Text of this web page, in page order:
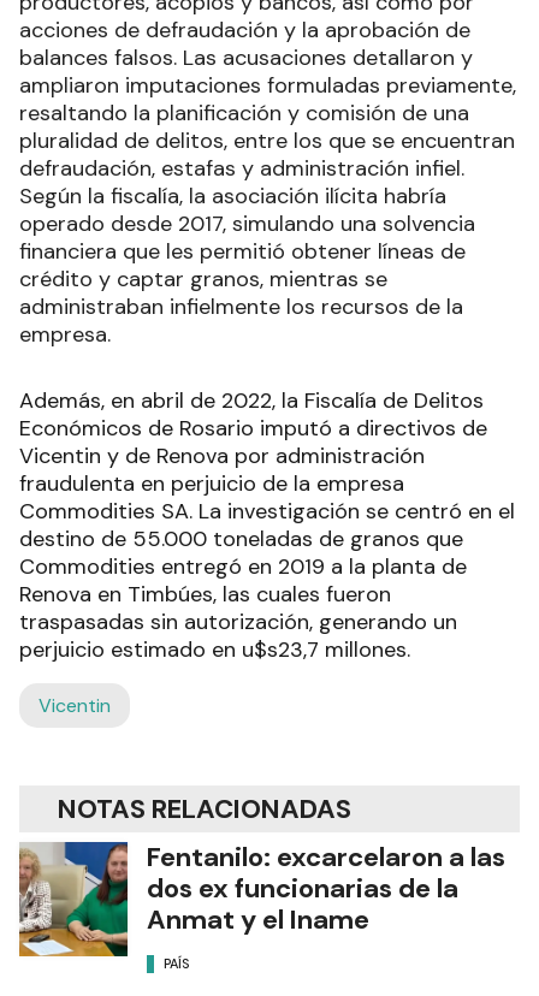
acciones de defraudación y la aprobación de
balances falsos. Las acusaciones detallaron y
ampliaron imputaciones formuladas previamente,
resaltando la planificación y comisión de una
pluralidad de delitos, entre los que se encuentran
defraudación, estafas y administración infiel.
Según la fiscalía, la asociación ilícita habría
operado desde 2017, simulando una solvencia
financiera que les permitió obtener líneas de
crédito y captar granos, mientras se
administraban infielmente los recursos de la
empresa.
Además, en abril de 2022, la Fiscalía de Delitos
Económicos de Rosario imputó a directivos de
Vicentin y de Renova por administración
fraudulenta en perjuicio de la empresa
Commodities SA. La investigación se centró en el
destino de 55.000 toneladas de granos que
Commodities entregó en 2019 a la planta de
Renova en Timbúes, las cuales fueron
traspasadas sin autorización, generando un
perjuicio estimado en u$s23,7 millones.
Vicentin
NOTAS RELACIONADAS
Fentanilo: excarcelaron a las
dos ex funcionarias de la
Anmat y el Iname
PAÍS